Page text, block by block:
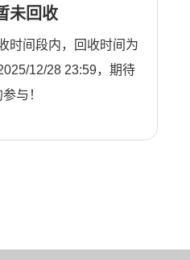
未回收
时间段内，回收时间为
12/28 23:59，期待
与！